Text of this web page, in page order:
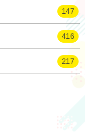
147
416
217